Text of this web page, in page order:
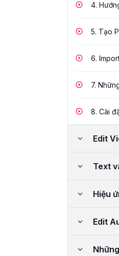
4.
5. Tạo
6.
7.
8. Cài
Edit
Text
Hiệu
Edit